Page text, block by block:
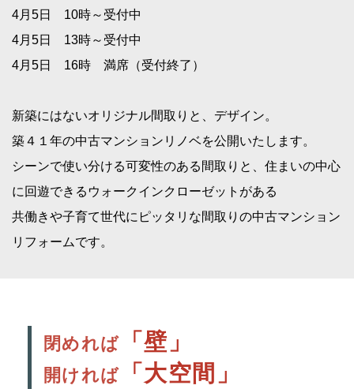
4月5日 10時～受付中
4月5日 13時～受付中
4月5日 16時 満席（受付終了）
新築にはないオリジナル間取りと、デザイン。
築４１年の中古マンションリノベを公開いたします。
シーンで使い分ける可変性のある間取りと、住まいの中心
に回遊できるウォークインクローゼットがある
共働きや子育て世代にピッタリな間取りの中古マンション
リフォームです。
閉めれば 「壁」
開ければ 「大空間」